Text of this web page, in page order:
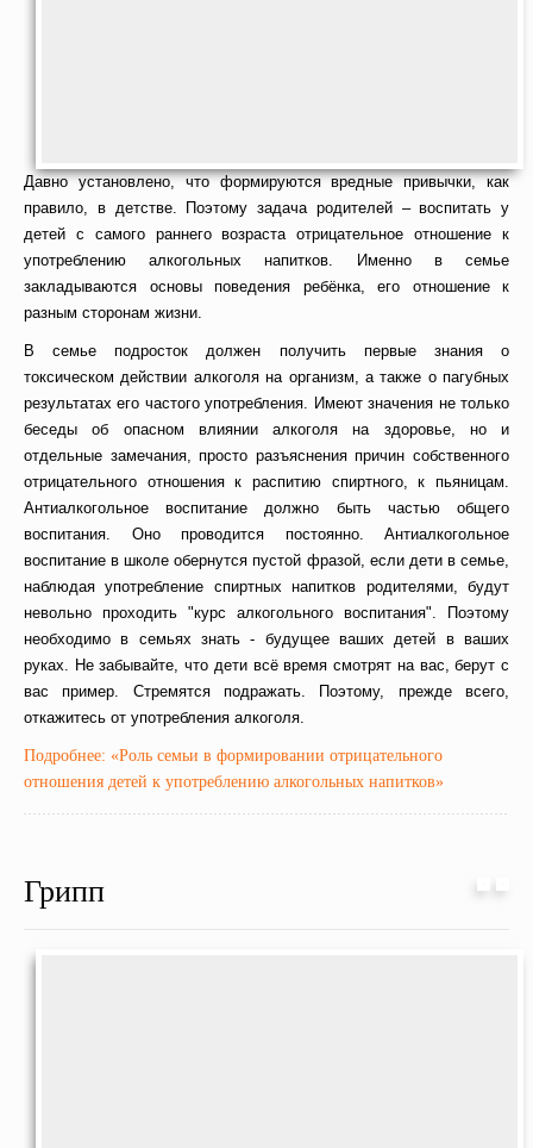
Давно установлено, что формируются вредные привычки, как
правило, в детстве. Поэтому задача родителей – воспитать у
детей с самого раннего возраста отрицательное отношение к
употреблению алкогольных напитков. Именно в семье
закладываются основы поведения ребёнка, его отношение к
разным сторонам жизни.
В семье подросток должен получить первые знания о
токсическом действии алкоголя на организм, а также о пагубных
результатах его частого употребления. Имеют значения не только
беседы об опасном влиянии алкоголя на здоровье, но и
отдельные замечания, просто разъяснения причин собственного
отрицательного отношения к распитию спиртного, к пьяницам.
Антиалкогольное воспитание должно быть частью общего
воспитания. Оно проводится постоянно. Антиалкогольное
воспитание в школе обернутся пустой фразой, если дети в семье,
наблюдая употребление спиртных напитков родителями, будут
невольно проходить "курс алкогольного воспитания". Поэтому
необходимо в семьях знать - будущее ваших детей в ваших
руках. Не забывайте, что дети всё время смотрят на вас, берут с
вас пример. Стремятся подражать. Поэтому, прежде всего,
откажитесь от употребления алкоголя.
Подробнее: «Роль семьи в формировании отрицательного
отношения детей к употреблению алкогольных напитков»
Грипп